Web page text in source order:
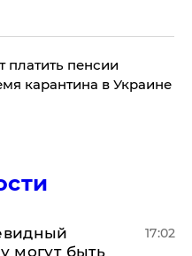
платить пенсии
карантина в Украине
могут быть
17:02